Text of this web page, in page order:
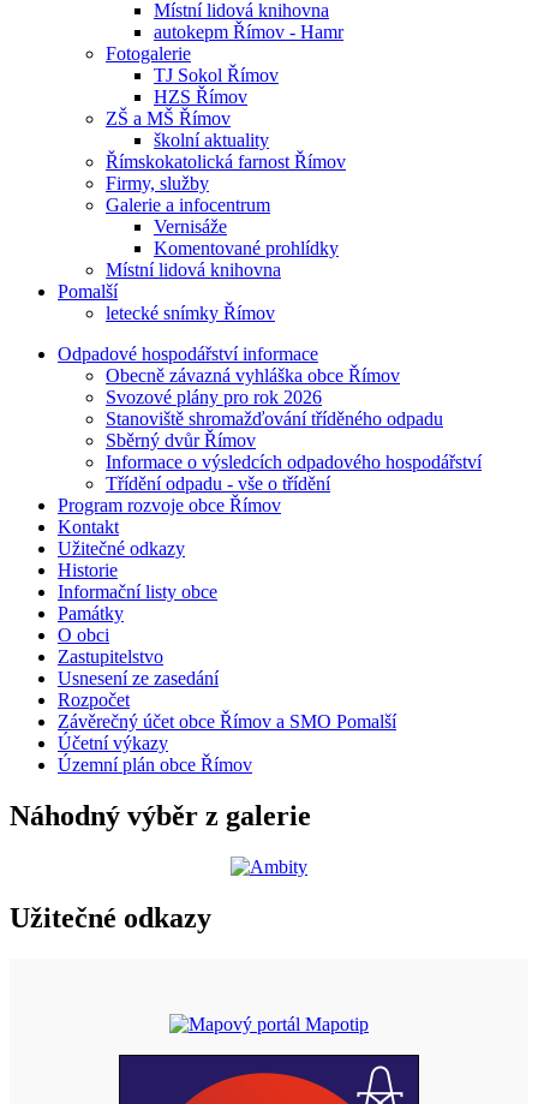
Místní lidová knihovna
autokepm Římov - Hamr
Fotogalerie
TJ Sokol Římov
HZS Římov
ZŠ a MŠ Římov
školní aktuality
Římskokatolická farnost Římov
Firmy, služby
Galerie a infocentrum
Vernisáže
Komentované prohlídky
Místní lidová knihovna
Pomalší
letecké snímky Římov
Odpadové hospodářství informace
Obecně závazná vyhláška obce Římov
Svozové plány pro rok 2026
Stanoviště shromažďování tříděného odpadu
Sběrný dvůr Římov
Informace o výsledcích odpadového hospodářství
Třídění odpadu - vše o třídění
Program rozvoje obce Římov
Kontakt
Užitečné odkazy
Historie
Informační listy obce
Památky
O obci
Zastupitelstvo
Usnesení ze zasedání
Rozpočet
Závěrečný účet obce Římov a SMO Pomalší
Účetní výkazy
Územní plán obce Římov
Náhodný výběr z galerie
Užitečné odkazy